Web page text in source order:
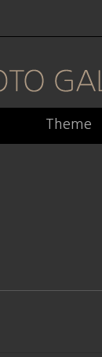
Theme